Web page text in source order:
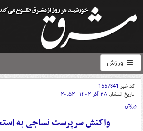
ورزش
کد خبر 1557341
تاریخ انتشار: ۲۸ آذر ۱۴۰۲ - ۲۰:۵۲
ورزش
واکنش سرپرست نساجی به